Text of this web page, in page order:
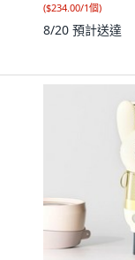
($234.00/1個)
8/20 預計送達